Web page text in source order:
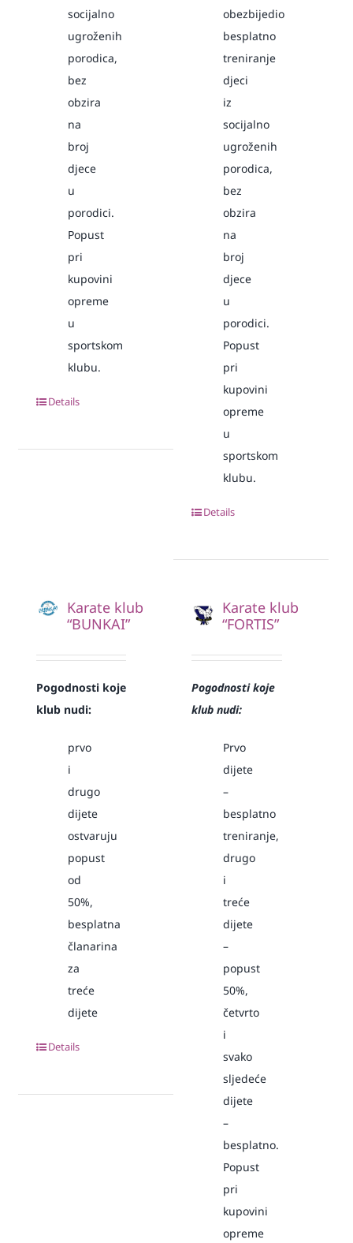
socijalno
ugroženih
porodica,
bez
obzira
na
broj
djece
u
porodici.
Popust
pri
kupovini
opreme
u
sportskom
klubu.
Details
obezbijedio
besplatno
treniranje
djeci
iz
socijalno
ugroženih
porodica,
bez
obzira
na
broj
djece
u
porodici.
Popust
pri
kupovini
opreme
u
sportskom
klubu.
Details
Karate klub
“BUNKAI”
Pogodnosti koje
klub nudi:
prvo
i
drugo
dijete
ostvaruju
popust
od
50%,
besplatna
članarina
za
treće
dijete
Details
Karate klub
“FORTIS”
Pogodnosti koje
klub nudi:
Prvo
dijete
–
besplatno
treniranje,
drugo
i
treće
dijete
–
popust
50%,
četvrto
i
svako
sljedeće
dijete
–
besplatno.
Popust
pri
kupovini
opreme